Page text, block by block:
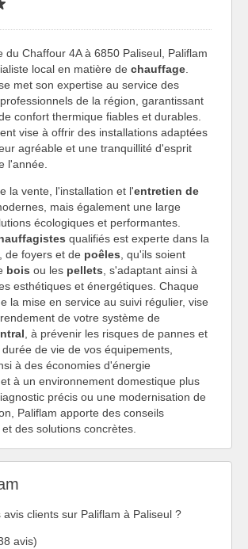
du Chaffour 4A à 6850 Paliseul, Paliflam
local en matière de chauffage
met son expertise au service des
de la région, garantissant
confort thermique fiables et durables.
vise à offrir des installations adaptées
agréable et une tranquillité d'esprit
l'année.
la vente, l'installation et l'entretien de
mais également une large
écologiques et performantes.
qualifiés est experte dans la
de foyers et de poêles , qu'ils soient
bois ou les pellets , s'adaptant ainsi à
esthétiques et énergétiques. Chaque
la mise en service au suivi régulier, vise
de votre système de
, à prévenir les risques de pannes et
de vie de vos équipements,
à des économies d'énergie
à un environnement domestique plus
précis ou une modernisation de
Paliflam apporte des conseils
des solutions concrètes.
avis clients sur Paliflam à Paliseul ?
avis)